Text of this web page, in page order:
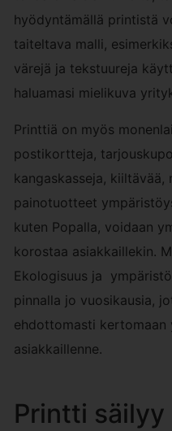
hyödyntämällä printistä
taiteltava malli,
värejä ja tekstuureja
haluamasi mielikuva
Printtiä on myös
postikortteja,
kangaskasseja, kiiltävää,
painotuotteet
kuten Popalla, voidaan
korostaa asiakkaillekin.
Ekologisuus ja
pinnalla jo vuosikausia,
ehdottomasti kertomaan
asiakkaillenne.
Printti säilyy